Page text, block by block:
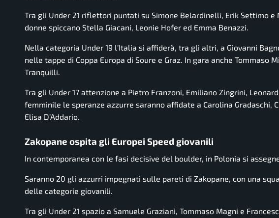
Tra gli Under 21 riflettori puntati su Simone Belardinelli, Erik Settimo
donne spiccano Stella Giacani, Leonie Hofer ed Emma Benazzi.
Nella categoria Under 19 l’Italia si affiderà, tra gli altri, a Giovanni
nelle tappe di Coppa Europa di Soure e Graz. In gara anche
Tranquilli.
Tra gli Under 17 attenzione a Pietro Franzoni, Emiliano Zingrini,
femminile le speranze azzurre saranno affidate a Carolina Gradaschi,
Elisa D’Addario.
Zakopane ospita gli Europei Speed giovanili
In contemporanea con le fasi decisive del boulder, in Polonia si
Saranno 20 gli azzurri impegnati sulle pareti di Zakopane, con una
delle categorie giovanili.
Tra gli Under 21 spazio a Samuele Graziani, Tommaso Magni e